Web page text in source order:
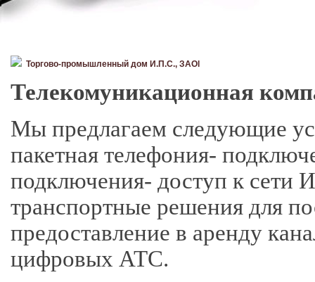
Торгово-промышленный дом И.П.С., ЗАОl
Телекомуникационная
Мы предлагаем следующие
пакетная телефония-
подключения- доступ к сети
транспортные решения для
предоставление в аренду
цифровых АТС.